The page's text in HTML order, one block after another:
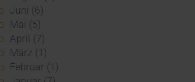
Juni (6)
Mai (5)
April (7)
März (1)
Februar (1)